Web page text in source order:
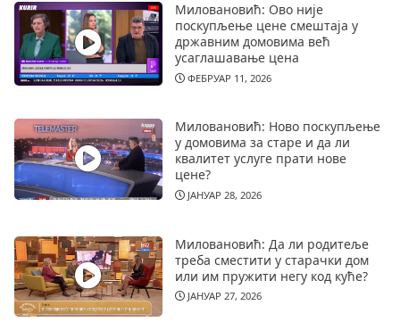
Миловановић: Ово није
поскупљење цене смештаја у
државним домовима већ
усаглашавање цена
ФЕБРУАР 11, 2026
Миловановић: Ново поскупљење
у домовима за старе и да ли
квалитет услуге прати нове
цене?
ЈАНУАР 28, 2026
Миловановић: Да ли родитеље
треба сместити у старачки дом
или им пружити негу код куће?
ЈАНУАР 27, 2026